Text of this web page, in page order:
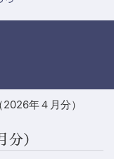
年４月分）
）